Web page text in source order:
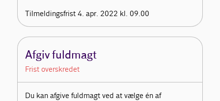
Tilmeldingsfrist 4. apr. 2022 kl. 09.00
Afgiv fuldmagt
Frist overskredet
Du kan afgive fuldmagt ved at vælge én af